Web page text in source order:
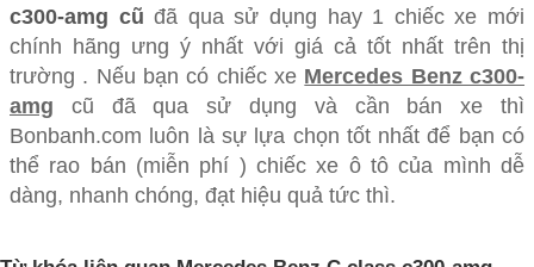
c300-amg cũ đã qua sử dụng hay 1 chiếc xe mới
chính hãng ưng ý nhất với giá cả tốt nhất trên thị
trường . Nếu bạn có chiếc xe Mercedes Benz c300-
amg cũ đã qua sử dụng và cần bán xe thì
Bonbanh.com luôn là sự lựa chọn tốt nhất để bạn có
thể rao bán (miễn phí ) chiếc xe ô tô của mình dễ
dàng, nhanh chóng, đạt hiệu quả tức thì.